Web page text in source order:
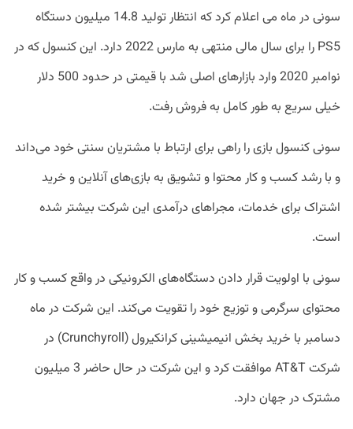
سونی در ماه می اعلام کرد که انتظار تولید 14.8 میلیون دستگاه
PS5 را برای سال مالی منتهی به مارس 2022 دارد. این کنسول که در
نوامبر 2020 وارد بازارهای اصلی شد با قیمتی در حدود 500 دلار
خیلی سریع به طور کامل به فروش رفت.
سونی کنسول بازی را راهی برای ارتباط با مشتریان سنتی خود می‌داند
و با رشد کسب و کار محتوا و تشویق به بازی‌های آنلاین و خرید
اشتراک برای خدمات، مجراهای درآمدی این شرکت بیشتر شده
است.
سونی با اولویت قرار دادن دستگاه‌های الکرونیکی در واقع کسب و کار
محتوای سرگرمی و توزیع خود را تقویت می‌کند. این شرکت در ماه
دسامبر با خرید بخش انیمیشینی کرانکیرول (Crunchyroll) در
شرکت AT&T موافقت کرد و این شرکت در حال حاضر 3 میلیون
مشترک در جهان دارد.